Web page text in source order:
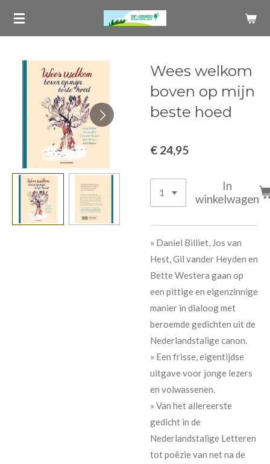
Ga
hoofdinhoud
Wees welkom
boven op mijn
beste hoed
€ 24,95
In
winkelwagen
» Daniel Billiet, Jos van
Hest, Gil vander Heyden en
Bette Westera gaan op
een pittige en eigenzinnige
manier in dialoog met
beroemde gedichten uit de
Nederlandstalige canon.
» Een frisse, eigentijdse
uitgave voor jonge lezers
en volwassenen.
» Van het allereerste
gedicht in de
Nederlandstalige Letteren
tot poëzie van net na de